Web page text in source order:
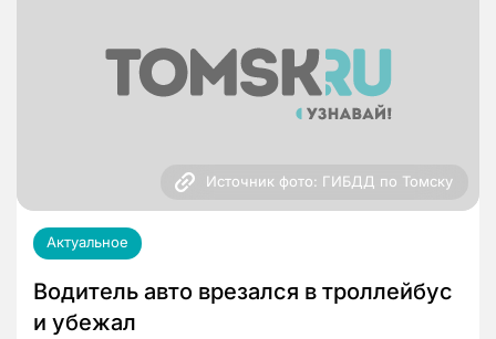
Источник фото: ГИБДД по Томску
Актуальное
Водитель авто врезался в троллейбус
и убежал